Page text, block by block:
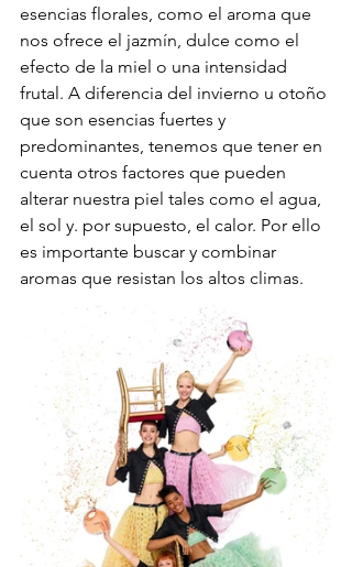
esencias florales, como el aroma que
nos ofrece el jazmín, dulce como el
efecto de la miel o una intensidad
frutal. A diferencia del invierno u otoño
que son esencias fuertes y
predominantes, tenemos que tener en
cuenta otros factores que pueden
alterar nuestra piel tales como el agua,
el sol y. por supuesto, el calor. Por ello
es importante buscar y combinar
aromas que resistan los altos climas.